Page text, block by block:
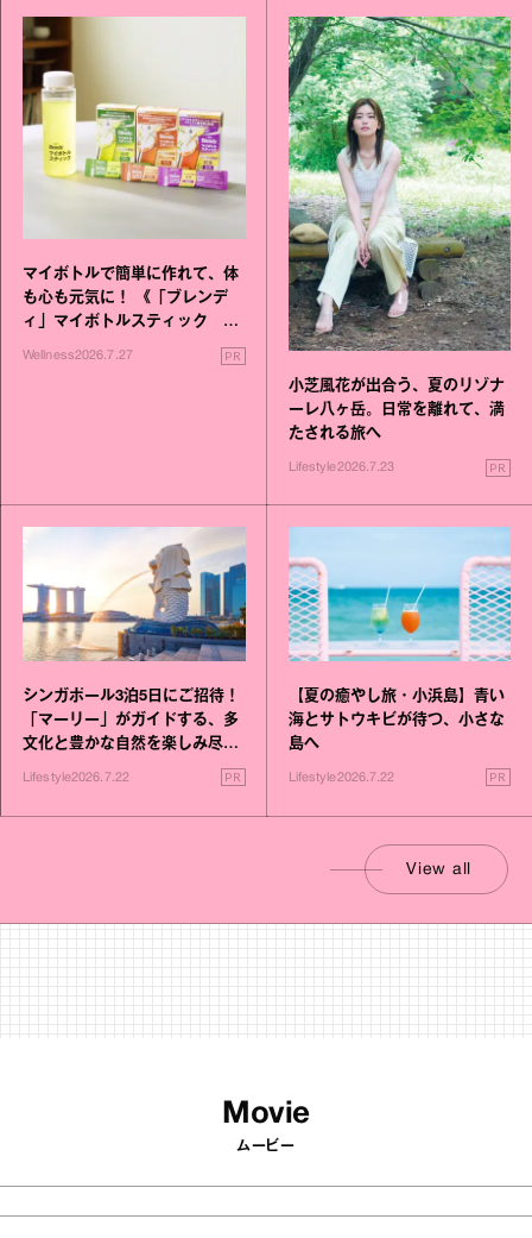
マイボトルで簡単に作れて、体
も心も元気に！ 《「ブレンデ
ィ」マイボトルスティック い
いこと毎日》シリーズが誕生
Wellness2026.7.27 PR
小芝風花が出合う、夏のリゾナ
ーレ八ヶ岳。日常を離れて、満
たされる旅へ
Lifestyle2026.7.23 PR
シンガポール3泊5日にご招待！
「マーリー」がガイドする、多
文化と豊かな自然を楽しみ尽く
Lifestyle2026.7.22 PR
【夏の癒やし旅・小浜島】青い
海とサトウキビが待つ、小さな
島へ
Lifestyle2026.7.22 PR
View all
Movie
ムービー